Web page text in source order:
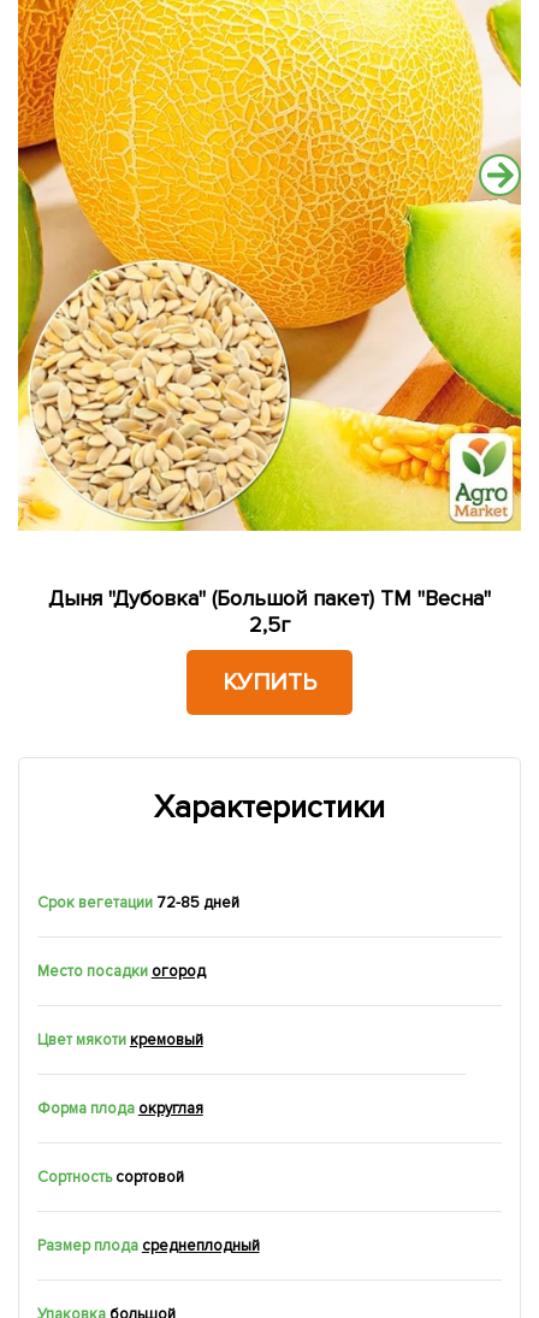
Дыня "Дубовка" (Большой пакет) ТМ "Весна"
2,5г
КУПИТЬ
Характеристики
Срок вегетации 72-85 дней
Место посадки огород
Цвет мякотикремовый
Форма плода округлая
Сортность сортовой
Размер плода среднеплодный